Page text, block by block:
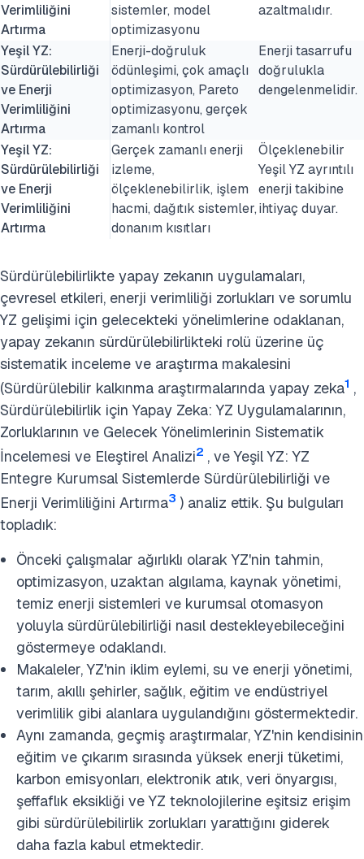
Verimliliğini
Artırma
sistemler, model
optimizasyonu
azaltmalıdır.
Yeşil YZ:
Sürdürülebilirliği
ve Enerji
Verimliliğini
Artırma
Enerji-doğruluk
ödünleşimi, çok amaçlı
optimizasyon, Pareto
optimizasyonu, gerçek
zamanlı kontrol
Enerji tasarrufu
doğrulukla
dengelenmelidir.
Yeşil YZ:
Sürdürülebilirliği
ve Enerji
Verimliliğini
Artırma
Gerçek zamanlı enerji
izleme,
ölçeklenebilirlik, işlem
hacmi, dağıtık sistemler,
donanım kısıtları
Ölçeklenebilir
Yeşil YZ ayrıntılı
enerji takibine
ihtiyaç duyar.
Sürdürülebilirlikte yapay zekanın uygulamaları,
çevresel etkileri, enerji verimliliği zorlukları ve sorumlu
YZ gelişimi için gelecekteki yönelimlerine odaklanan,
yapay zekanın sürdürülebilirlikteki rolü üzerine üç
sistematik inceleme ve araştırma makalesini
(Sürdürülebilir kalkınma araştırmalarında yapay zeka1 ,
Sürdürülebilirlik için Yapay Zeka: YZ Uygulamalarının,
Zorluklarının ve Gelecek Yönelimlerinin Sistematik
İncelemesi ve Eleştirel Analizi2 , ve Yeşil YZ: YZ
Entegre Kurumsal Sistemlerde Sürdürülebilirliği ve
Enerji Verimliliğini Artırma3 ) analiz ettik. Şu bulguları
topladık:
Önceki çalışmalar ağırlıklı olarak YZ'nin tahmin,
optimizasyon, uzaktan algılama, kaynak yönetimi,
temiz enerji sistemleri ve kurumsal otomasyon
yoluyla sürdürülebilirliği nasıl destekleyebileceğini
göstermeye odaklandı.
Makaleler, YZ'nin iklim eylemi, su ve enerji yönetimi,
tarım, akıllı şehirler, sağlık, eğitim ve endüstriyel
verimlilik gibi alanlara uygulandığını göstermektedir.
Aynı zamanda, geçmiş araştırmalar, YZ'nin kendisinin
eğitim ve çıkarım sırasında yüksek enerji tüketimi,
karbon emisyonları, elektronik atık, veri önyargısı,
şeffaflık eksikliği ve YZ teknolojilerine eşitsiz erişim
gibi sürdürülebilirlik zorlukları yarattığını giderek
daha fazla kabul etmektedir.